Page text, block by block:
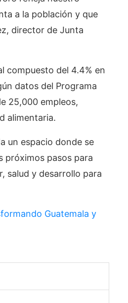
a la población y que
director de Junta
compuesto del 4.4% en
datos del Programa
25,000 empleos,
alimentaria.
un espacio donde se
próximos pasos para
salud y desarrollo para
Guatemala y